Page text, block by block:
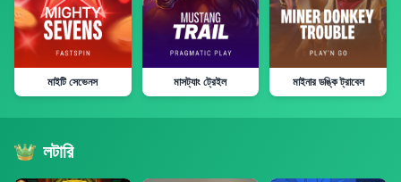
মাইটি সেভেনস মাসট্যাং ট্রেইল মাইনার ডঙ্কি ট্রাবেল
লটারি